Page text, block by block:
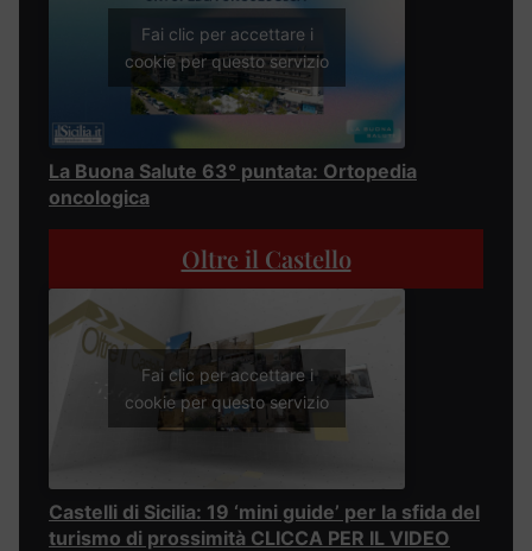
Fai clic per accettare i
cookie per questo servizio
La Buona Salute 63° puntata: Ortopedia
oncologica
Oltre il Castello
Fai clic per accettare i
cookie per questo servizio
Castelli di Sicilia: 19 ‘mini guide’ per la sfida del
turismo di prossimità CLICCA PER IL VIDEO